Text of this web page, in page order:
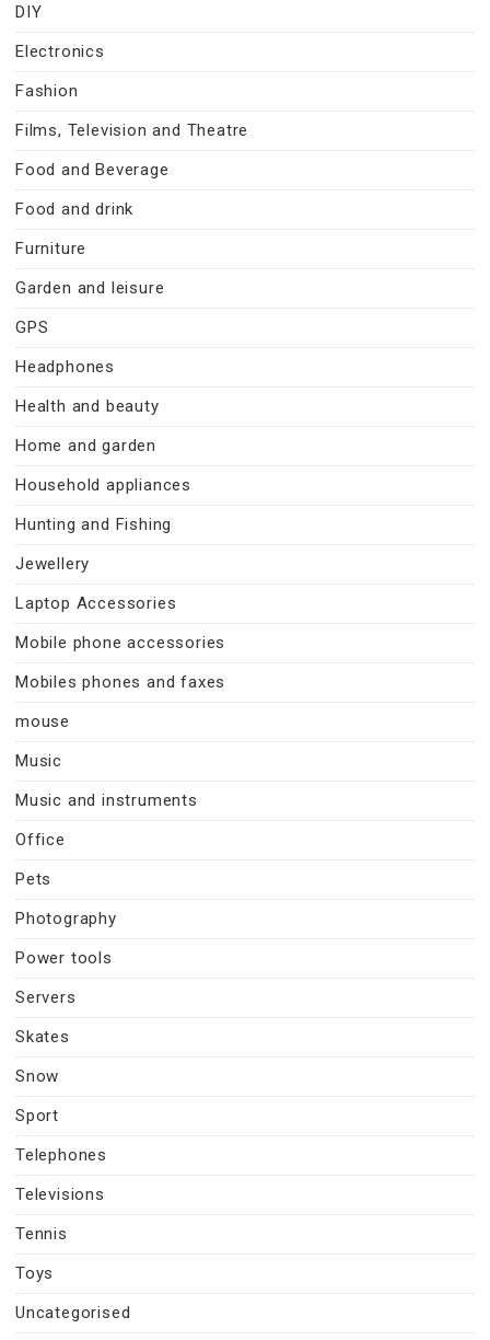
DIY
Electronics
Fashion
Films, Television and Theatre
Food and Beverage
Food and drink
Furniture
Garden and leisure
GPS
Headphones
Health and beauty
Home and garden
Household appliances
Hunting and Fishing
Jewellery
Laptop Accessories
Mobile phone accessories
Mobiles phones and faxes
mouse
Music
Music and instruments
Office
Pets
Photography
Power tools
Servers
Skates
Snow
Sport
Telephones
Televisions
Tennis
Toys
Uncategorised